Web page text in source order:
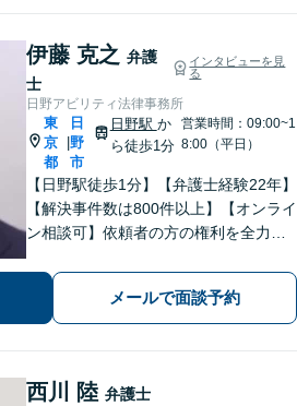
伊藤 克之 弁護
士
インタビューを見
る
日野アビリティ法律事務所
東
京
都
日
野
市
日野駅 か
ら徒歩1分
営業時間：09:00~1
8:00（平日）
【日野駅徒歩1分】【弁護士経験22年】
【解決事件数は800件以上】【オンライ
ン相談可】依頼者の方の権利を全力で
ます。しっかりと状況をお聞きしま
す。社会的に弱い立場にある方の味方
です。お早めにご相談ください。
メールで面談予約
西川 陸 弁護士